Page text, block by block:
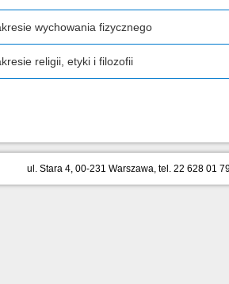
wychowania fizycznego
religii, etyki i filozofii
ul. Stara 4, 00-231 Warszawa, tel. 22 628 01